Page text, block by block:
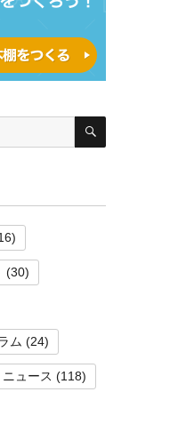
検
(30)
ム (24)
ニュース (118)